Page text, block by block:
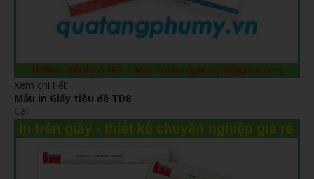
Xem chi tiết
Mẫu in Giấy tiêu đề TD8
Call